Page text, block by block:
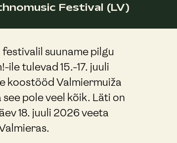
Festival (LV)
suuname pilgu
tulevad 15.-17. juuli
koostööd Valmiermuiža
pole veel kõik. Läti on
18. juuli 2026 veeta